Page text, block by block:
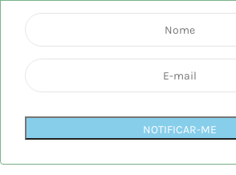
NOTIFICAR-ME